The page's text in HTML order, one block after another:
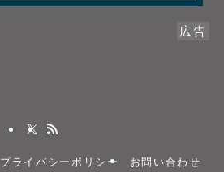
広告
プライバシーポリシー お問い合わせ